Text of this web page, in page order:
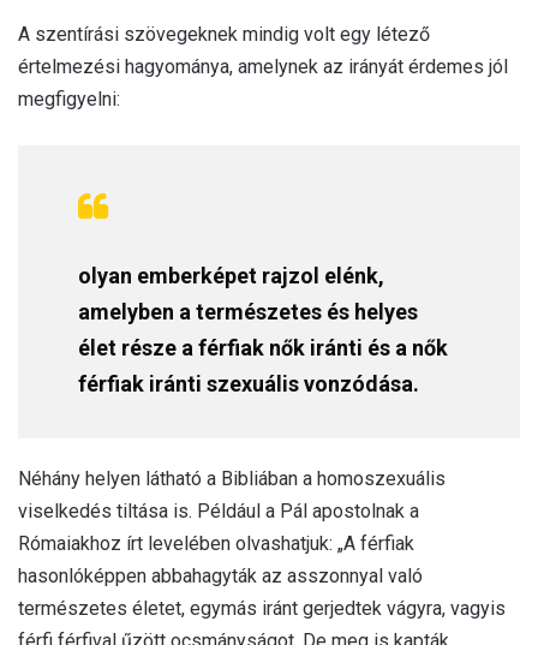
A szentírási szövegeknek mindig volt egy létező
értelmezési hagyománya, amelynek az irányát érdemes jól
megfigyelni:
olyan emberképet rajzol elénk,
amelyben a természetes és helyes
élet része a férfiak nők iránti és a nők
férfiak iránti szexuális vonzódása.
Néhány helyen látható a Bibliában a homoszexuális
viselkedés tiltása is. Például a Pál apostolnak a
Rómaiakhoz írt levelében olvashatjuk: „A férfiak
hasonlóképpen abbahagyták az asszonnyal való
természetes életet, egymás iránt gerjedtek vágyra, vagyis